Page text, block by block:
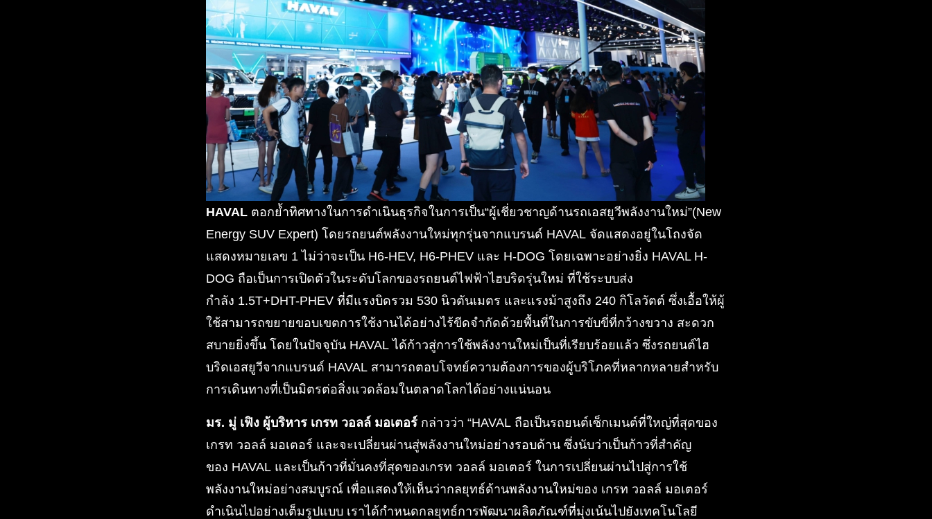
HAVAL ตอกย้ำทิศทางในการดำเนินธุรกิจในการเป็น“ผู้เชี่ยวชาญด้านรถเอสยูวีพลังงานใหม่”(New
Energy SUV Expert) โดยรถยนต์พลังงานใหม่ทุกรุ่นจากแบรนด์ HAVAL จัดแสดงอยู่ในโถงจัด
แสดงหมายเลข 1 ไม่ว่าจะเป็น H6-HEV, H6-PHEV และ H-DOG โดยเฉพาะอย่างยิ่ง HAVAL H-
DOG ถือเป็นการเปิดตัวในระดับโลกของรถยนต์ไฟฟ้าไฮบริดรุ่นใหม่ ที่ใช้ระบบส่ง
กำลัง 1.5T+DHT-PHEV ที่มีแรงบิดรวม 530 นิวตันเมตร และแรงม้าสูงถึง 240 กิโลวัตต์ ซึ่งเอื้อให้ผู้
ใช้สามารถขยายขอบเขตการใช้งานได้อย่างไร้ขีดจำกัดด้วยพื้นที่ในการขับขี่ที่กว้างขวาง สะดวก
สบายยิ่งขึ้น โดยในปัจจุบัน HAVAL ได้ก้าวสู่การใช้พลังงานใหม่เป็นที่เรียบร้อยแล้ว ซึ่งรถยนต์ไฮ
บริดเอสยูวีจากแบรนด์ HAVAL สามารถตอบโจทย์ความต้องการของผู้บริโภคที่หลากหลายสำหรับ
การเดินทางที่เป็นมิตรต่อสิ่งแวดล้อมในตลาดโลกได้อย่างแน่นอน
มร. มู่ เฟิง ผู้บริหาร เกรท วอลล์ มอเตอร์ กล่าวว่า “HAVAL ถือเป็นรถยนต์เซ็กเมนต์ที่ใหญ่ที่สุดของ
เกรท วอลล์ มอเตอร์ และจะเปลี่ยนผ่านสู่พลังงานใหม่อย่างรอบด้าน ซึ่งนับว่าเป็นก้าวที่สำคัญ
ของ HAVAL และเป็นก้าวที่มั่นคงที่สุดของเกรท วอลล์ มอเตอร์ ในการเปลี่ยนผ่านไปสู่การใช้
พลังงานใหม่อย่างสมบูรณ์ เพื่อแสดงให้เห็นว่ากลยุทธ์ด้านพลังงานใหม่ของ เกรท วอลล์ มอเตอร์
ดำเนินไปอย่างเต็มรูปแบบ เราได้กำหนดกลยุทธ์การพัฒนาผลิตภัณฑ์ที่มุ่งเน้นไปยังเทคโนโลยี